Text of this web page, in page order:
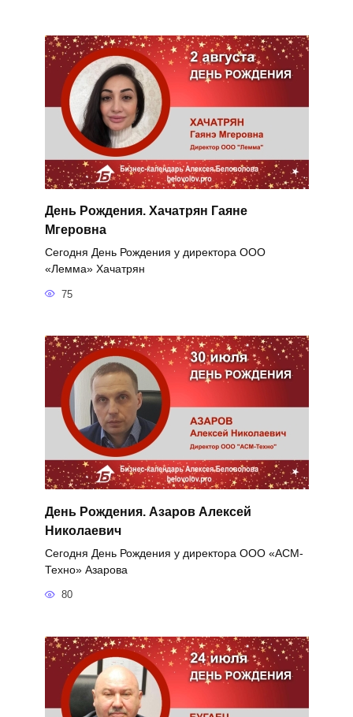
День Рождения. Хачатрян Гаяне
Мгеровна
Сегодня День Рождения у директора ООО
«Лемма» Хачатрян
75
День Рождения. Азаров Алексей
Николаевич
Сегодня День Рождения у директора ООО «АСМ-
Техно» Азарова
80